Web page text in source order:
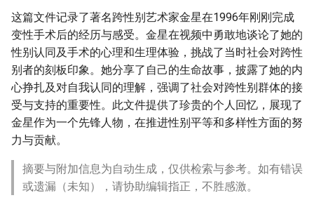
这篇文件记录了著名跨性别艺术家金星在1996年刚刚完成
变性手术后的经历与感受。金星在视频中勇敢地谈论了她的
性别认同及手术的心理和生理体验，挑战了当时社会对跨性
别者的刻板印象。她分享了自己的生命故事，披露了她的内
心挣扎及对自我认同的理解，强调了社会对跨性别群体的接
受与支持的重要性。此文件提供了珍贵的个人回忆，展现了
金星作为一个先锋人物，在推进性别平等和多样性方面的努
力与贡献。
摘要与附加信息为自动生成，仅供检索与参考。如有错误
或遗漏（未知），请协助编辑指正，不胜感激。